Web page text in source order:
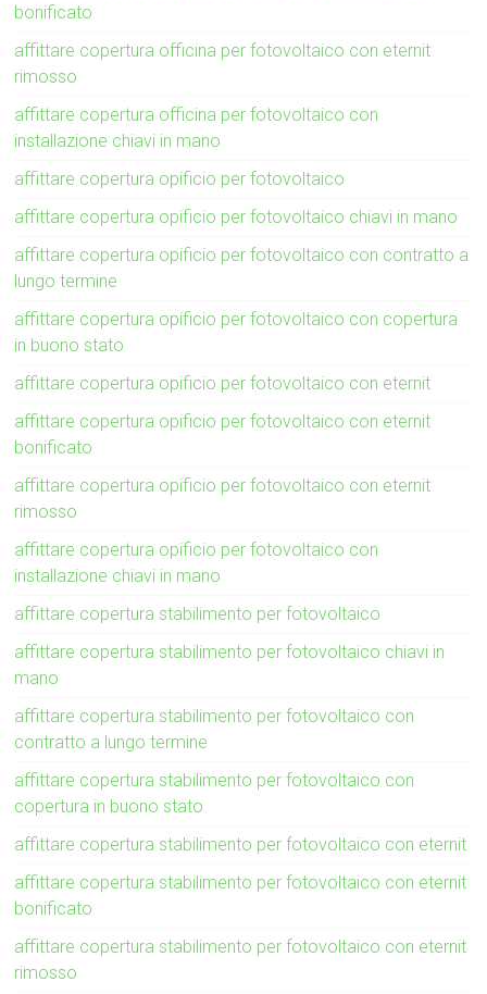
bonificato
affittare copertura officina per fotovoltaico con eternit
rimosso
affittare copertura officina per fotovoltaico con
installazione chiavi in mano
affittare copertura opificio per fotovoltaico
affittare copertura opificio per fotovoltaico chiavi in mano
affittare copertura opificio per fotovoltaico con contratto a
lungo termine
affittare copertura opificio per fotovoltaico con copertura
in buono stato
affittare copertura opificio per fotovoltaico con eternit
affittare copertura opificio per fotovoltaico con eternit
bonificato
affittare copertura opificio per fotovoltaico con eternit
rimosso
affittare copertura opificio per fotovoltaico con
installazione chiavi in mano
affittare copertura stabilimento per fotovoltaico
affittare copertura stabilimento per fotovoltaico chiavi in
mano
affittare copertura stabilimento per fotovoltaico con
contratto a lungo termine
affittare copertura stabilimento per fotovoltaico con
copertura in buono stato
affittare copertura stabilimento per fotovoltaico con eternit
affittare copertura stabilimento per fotovoltaico con eternit
bonificato
affittare copertura stabilimento per fotovoltaico con eternit
rimosso